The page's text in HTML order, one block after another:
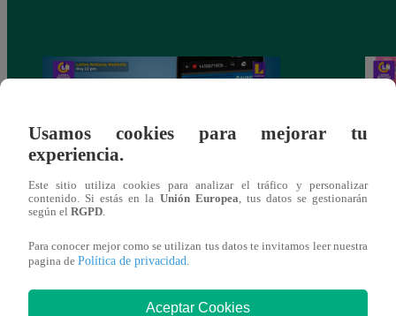
Huella Digital: conoce las webs y
aplicaciones para realizar trámites
una
Usamos cookies para mejorar tu
experiencia.
Este sitio utiliza cookies para analizar el tráfico y personalizar
contenido. Si estás en la Unión Europea , tus datos se gestionarán
según el RGPD
Para conocer mejor como se utilizan tus datos te invitamos leer nuestra
pagina de Política de privacidad
Aceptar Cookies